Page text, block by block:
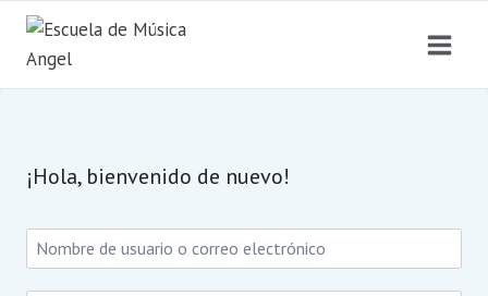
Saltar
contenido
¡Hola, bienvenido de nuevo!